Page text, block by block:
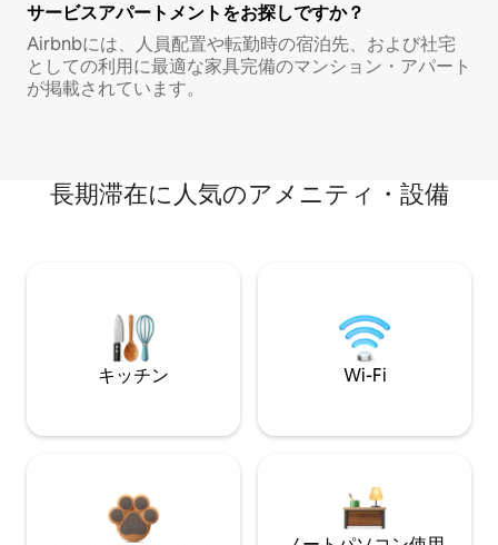
サービスアパートメントをお探しですか？
Airbnbには、人員配置や転勤時の宿泊先、および社宅
としての利用に最適な家具完備のマンション・アパート
が掲載されています。
長期滞在に人気のアメニティ・設備
キッチン Wi-Fi